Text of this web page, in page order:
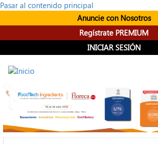
Pasar al contenido principal
Anuncie con Nosotros
Regístrate PREMIUM
INICIAR SESIÓN